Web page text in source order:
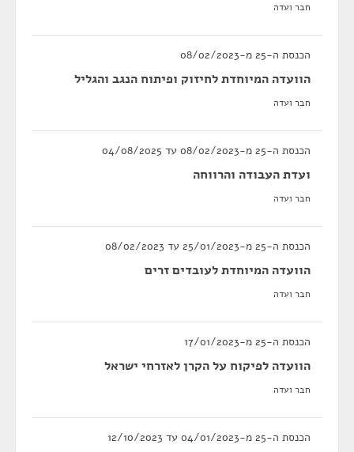
חבר ועדה
הכנסת ה-25 מ-08/02/2023
הוועדה המיוחדת לחיזוק ופיתוח הנגב והגליל
חבר ועדה
הכנסת ה-25 מ-08/02/2023 עד 04/08/2025
ועדת העבודה והרווחה
חבר ועדה
הכנסת ה-25 מ-25/01/2023 עד 08/02/2023
הוועדה המיוחדת לעובדים זרים
חבר ועדה
הכנסת ה-25 מ-17/01/2023
הוועדה לפיקוח על הקרן לאזרחי ישראל
חבר ועדה
הכנסת ה-25 מ-04/01/2023 עד 12/10/2023